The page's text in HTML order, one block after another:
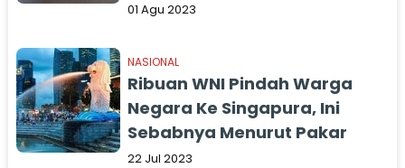
01 Agu 2023
NASIONAL
Ribuan WNI Pindah Warga
Negara Ke Singapura, Ini
Sebabnya Menurut Pakar
22 Jul 2023